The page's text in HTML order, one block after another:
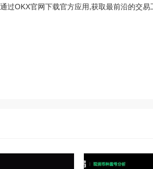
过OKX官网下载官方应用,获取最前沿的交易